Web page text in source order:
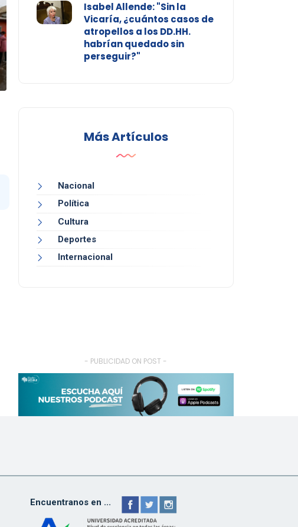
Isabel Allende: "Sin la
Vicaría, ¿cuántos casos de
atropellos a los DD.HH.
habrían quedado sin
perseguir?"
Más Artículos
Nacional
Política
Cultura
Deportes
Internacional
- PUBLICIDAD ON POST -
Encuentranos en ...